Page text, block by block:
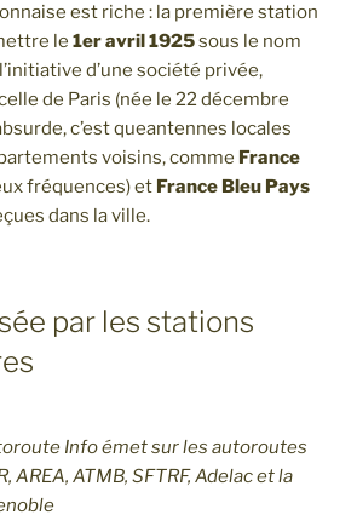
est riche : la première station
le 1er avril 1925sous le nom
d’une société privée,
de Paris (née le 22 décembre
c’est queantennes locales
voisins, comme France
fréquences) et France Bleu Pays
dans la ville.
par les stations
Info émet sur les autoroutes
AREA, ATMB, SFTRF, Adelac et la